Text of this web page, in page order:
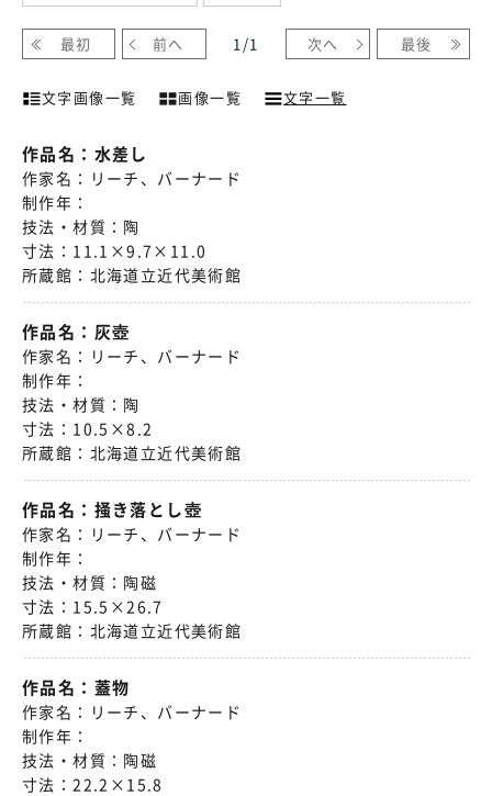
最初 前へ 1 /1 次へ 最後
文字画像一覧 画像一覧 文字一覧
作品名： 水差し
作家名： リーチ、バーナード
制作年：
技法・材質： 陶
寸法： 11.1×9.7×11.0
所蔵館： 北海道立近代美術館
作品名： 灰壺
作家名： リーチ、バーナード
制作年：
技法・材質： 陶
寸法： 10.5×8.2
所蔵館： 北海道立近代美術館
作品名： 掻き落とし壺
作家名： リーチ、バーナード
制作年：
技法・材質： 陶磁
寸法： 15.5×26.7
所蔵館： 北海道立近代美術館
作品名： 蓋物
作家名： リーチ、バーナード
制作年：
技法・材質： 陶磁
寸法：22.2×15.8